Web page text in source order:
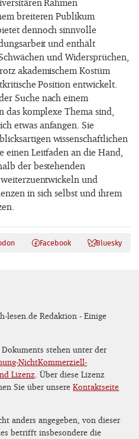
breiteren Publikum
dennoch sinnvolle
und enthält
und Widersprüchen,
akademischem Kostüm
Position entwickelt.
Suche nach einem
das komplexe Thema sind,
etwas anfangen. Sie
wissenschaftlichen
Leitfaden an die Hand,
der bestehenden
und
in sich selbst und ihrem
Facebook Bluesky
Redaktion - Einige
stehen unter der
NichtKommerziell-
Lizenz . Über diese Lizenz
Sie über unsereKontaktseite
anders angegeben, von dieser
betrifft insbesondere die